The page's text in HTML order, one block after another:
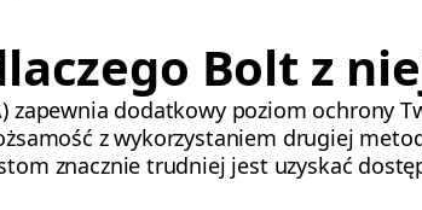
Bolt z
zapewnia dodatkowy poziom ochrony
z wykorzystaniem drugiej
znacznie trudniej jest uzyskać